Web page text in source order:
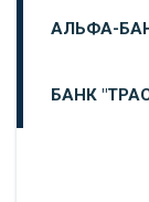
АЛЬФА-
БАНК